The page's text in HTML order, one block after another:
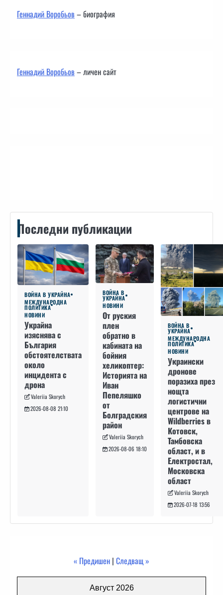
Геннадий Воробьов– биография
Геннадий Воробьов– личен сайт
Последни публикации
ВОЙНА В УКРАЙНА
МЕЖДУНАРОДНА
ПОЛИТИКА
НОВИНИ
Украйна
изяснява с
България
обстоятелствата
около
инцидента с
дрона
Valeriia Skorych
2026-08-08 21:10
ВОЙНА В
УКРАЙНА
НОВИНИ
От руския
плен
обратно в
кабината на
бойния
хеликоптер:
Историята на
Иван
Пепеляшко
от
Болградския
район
Valeriia Skorych
2026-08-06 18:10
ВОЙНА В
УКРАЙНА
МЕЖДУНАРОДНА
ПОЛИТИКА
НОВИНИ
Украински
дронове
поразиха през
нощта
логистични
центрове на
Wildberries в
Котовск,
Тамбовска
област, и в
Електростал,
Московска
област
Valeriia Skorych
2026-07-18 13:56
« Предишен | Следващ »
Август 2026